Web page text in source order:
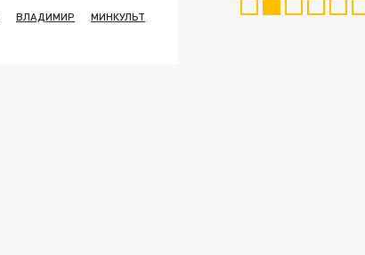
ВЛАДИМИР
МИНКУЛЬТ